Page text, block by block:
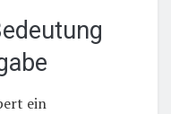
ein